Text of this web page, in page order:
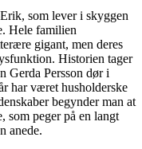
som lever i skyggen
Hele familien
gigant, men deres
Historien tager
Gerda Persson dør i
har været husholderske
begynder man at
som peger på en langt
anede.